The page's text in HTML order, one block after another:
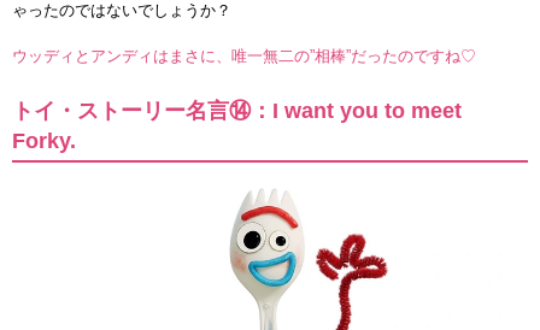
ゃったのではないでしょうか？
ウッディとアンディはまさに、唯一無二の”相棒”だったのですね♡
トイ・ストーリー名言⑭：I want you to meet
Forky.